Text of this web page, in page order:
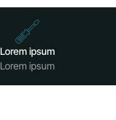
Lorem ipsum
Lorem ipsum